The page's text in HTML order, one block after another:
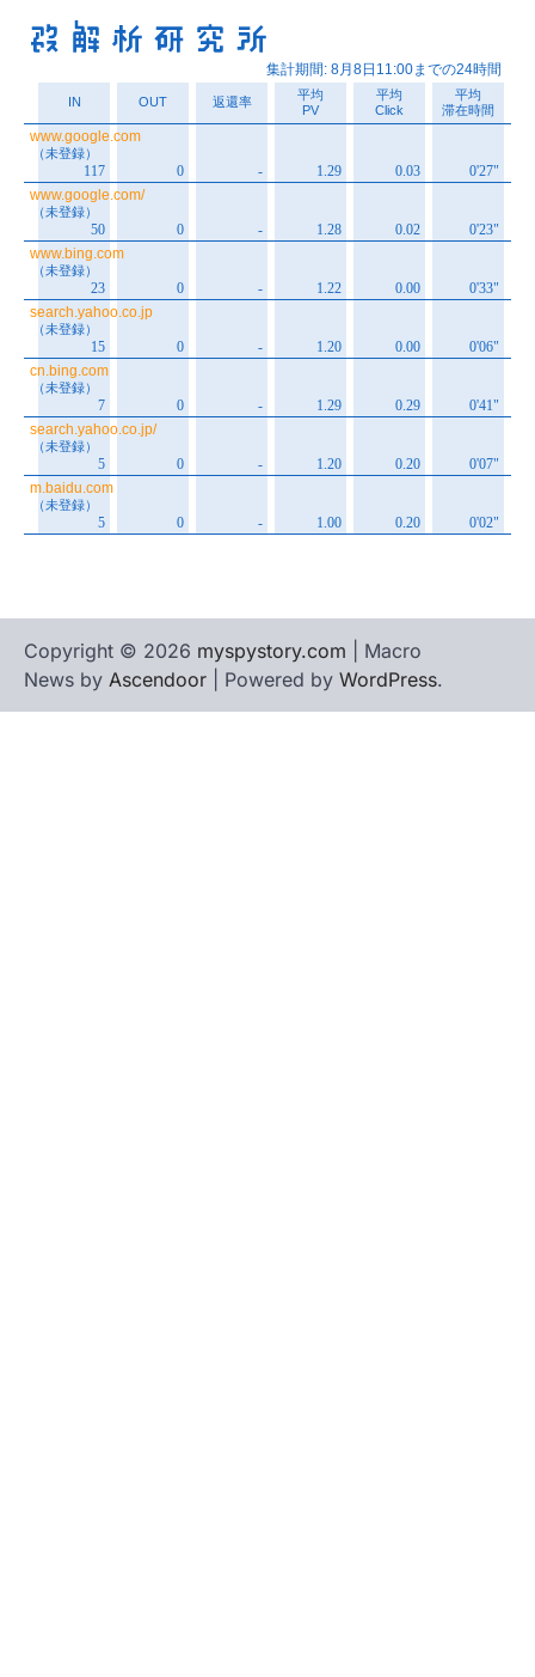
Copyright © 2026 myspystory.com | Macro
News by Ascendoor | Powered by WordPress.